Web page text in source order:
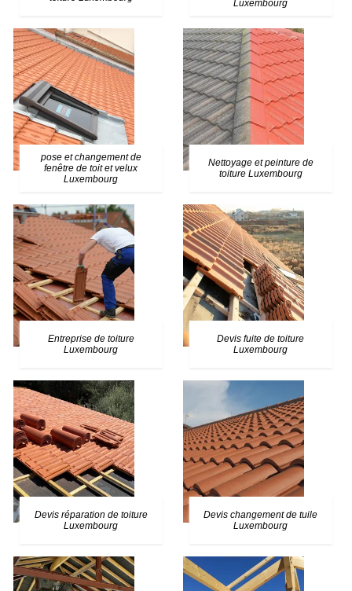
Luxembourg
pose et changement de
fenêtre de toit et velux
Luxembourg
Nettoyage et peinture de
toiture Luxembourg
Entreprise de toiture
Luxembourg
Devis fuite de toiture
Luxembourg
Devis réparation de toiture
Luxembourg
Devis changement de tuile
Luxembourg